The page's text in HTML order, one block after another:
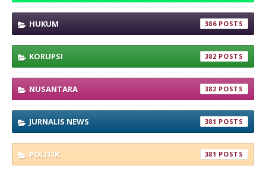
HUKUM 386
KORUPSI 382
NUSANTARA 382
JURNALIS NEWS 381
POLITIK 381